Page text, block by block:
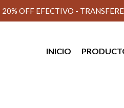
20% OFF EFECTIVO -
INICIO